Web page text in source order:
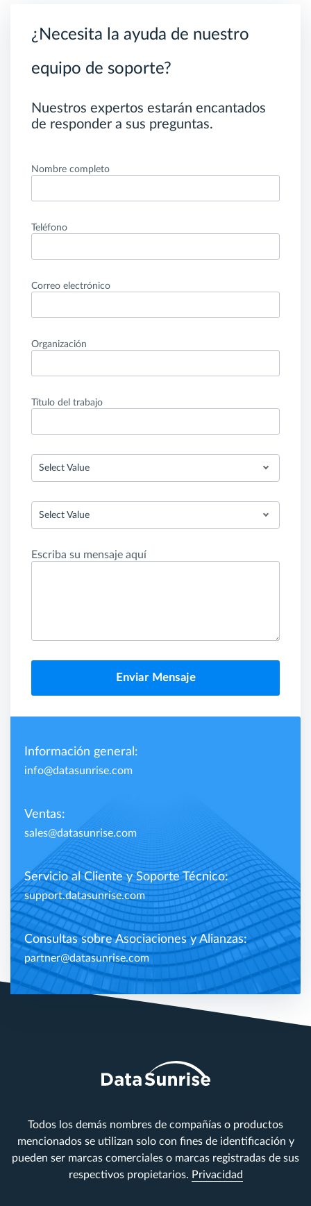
¿Necesita la ayuda de nuestro
equipo de soporte?
Nuestros expertos estarán encantados
de responder a sus preguntas.
Nombre completo
Teléfono
Correo electrónico
Organización
Título del trabajo
Select Value
Select Value
Escriba su mensaje aquí
Enviar Mensaje
Información general:
info@datasunrise.com
Ventas:
sales@datasunrise.com
Servicio al Cliente y Soporte Técnico:
support.datasunrise.com
Consultas sobre Asociaciones y Alianzas:
partner@datasunrise.com
Todos los demás nombres de compañías o productos
mencionados se utilizan solo con fines de identificación y
pueden ser marcas comerciales o marcas registradas de sus
respectivos propietarios. Privacidad